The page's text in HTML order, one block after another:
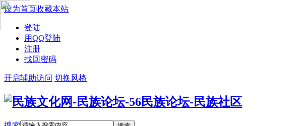
设为首页收藏本站
登陆
用QQ登陆
注册
找回密码
开启辅助访问 切换风格